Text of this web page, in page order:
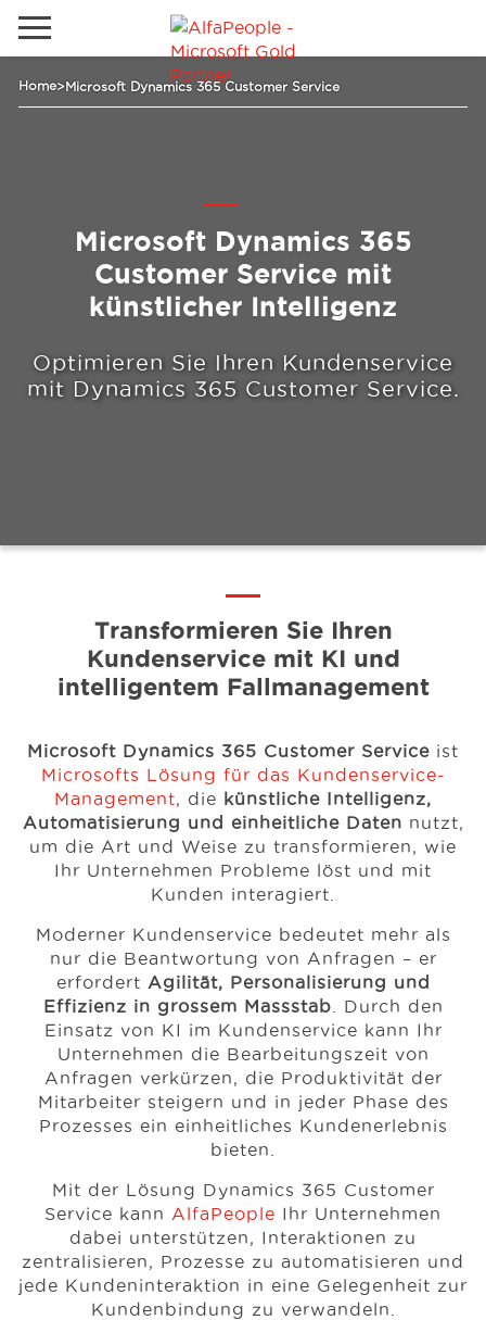
Home>Microsoft Dynamics 365 Customer Service
Microsoft Dynamics 365
Customer Service mit
künstlicher Intelligenz
Optimieren Sie Ihren Kundenservice
mit Dynamics 365 Customer Service.
Transformieren Sie Ihren
Kundenservice mit KI und
intelligentem Fallmanagement
Microsoft Dynamics 365 Customer Service ist
Microsofts Lösung für das Kundenservice-
Management, die künstliche Intelligenz,
Automatisierung und einheitliche Daten nutzt,
um die Art und Weise zu transformieren, wie
Ihr Unternehmen Probleme löst und mit
Kunden interagiert.
Moderner Kundenservice bedeutet mehr als
nur die Beantwortung von Anfragen – er
erfordert Agilität, Personalisierung und
Effizienz in grossem Massstab . Durch den
Einsatz von KI im Kundenservice kann Ihr
Unternehmen die Bearbeitungszeit von
Anfragen verkürzen, die Produktivität der
Mitarbeiter steigern und in jeder Phase des
Prozesses ein einheitliches Kundenerlebnis
bieten.
Mit der Lösung Dynamics 365 Customer
Service kann AlfaPeople Ihr Unternehmen
dabei unterstützen, Interaktionen zu
zentralisieren, Prozesse zu automatisieren und
jede Kundeninteraktion in eine Gelegenheit zur
Kundenbindung zu verwandeln.
Lösungen
Events
Ressourcen
Karriere
Über uns
Lokale Website
Kanada
Spanien